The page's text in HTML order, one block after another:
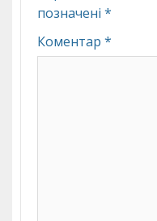
позначені *
Коментар *